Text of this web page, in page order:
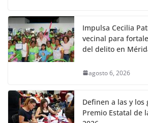
Impulsa Cecilia
vecinal para
del delito en
agosto 6, 2026
Definen a las y los
Premio Estatal de